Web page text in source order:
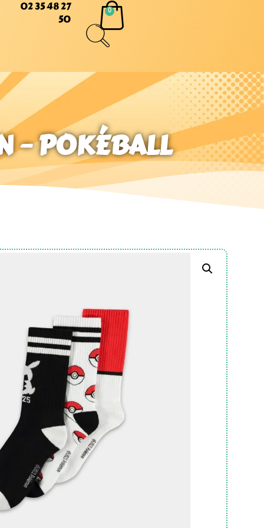
02 35 48 27
50
– POKÉBALL